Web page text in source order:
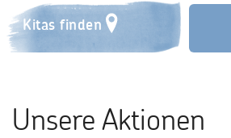
Kitas finden
Über uns
Unsere Aktionen